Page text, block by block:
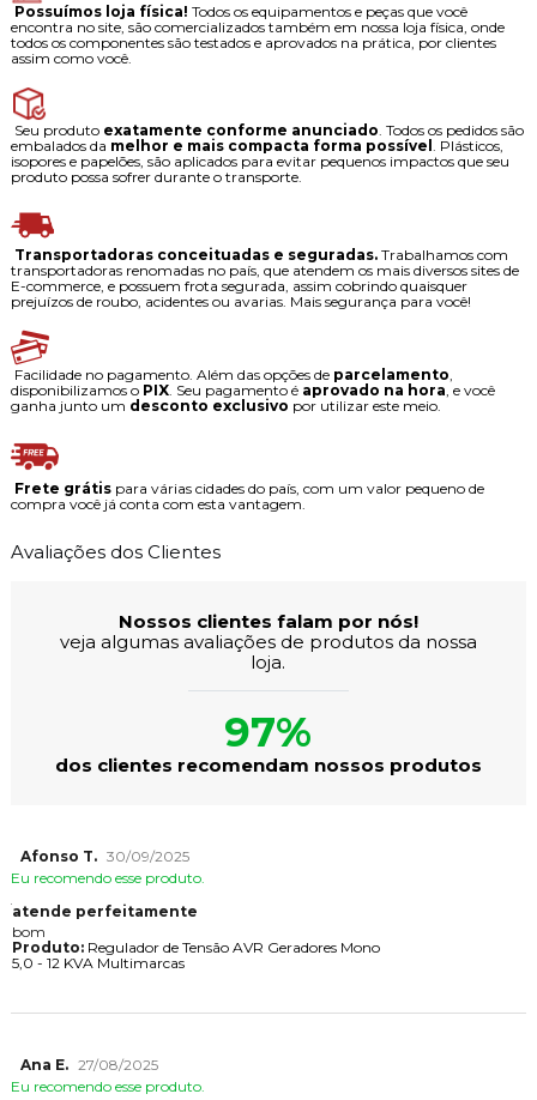
Possuímos loja física! Todos os equipamentos e peças que você
encontra no site, são comercializados também em nossa loja física, onde
todos os componentes são testados e aprovados na prática, por clientes
assim como você.
Seu produto exatamente conforme anunciado . Todos os pedidos são
embalados da melhor e mais compacta forma possível . Plásticos,
isopores e papelões, são aplicados para evitar pequenos impactos que seu
produto possa sofrer durante o transporte.
Transportadoras conceituadas e seguradas.Trabalhamos com
transportadoras renomadas no país, que atendem os mais diversos sites de
E-commerce, e possuem frota segurada, assim cobrindo quaisquer
prejuízos de roubo, acidentes ou avarias. Mais segurança para você!
Facilidade no pagamento. Além das opções de parcelamento
disponibilizamos o PIX. Seu pagamento é aprovado na hora , e você
ganha junto um desconto exclusivo por utilizar este meio.
Frete grátispara várias cidades do país, com um valor pequeno de
compra você já conta com esta vantagem.
Avaliações dos Clientes
Nossos clientes falam por nós!
veja algumas avaliações de produtos da nossa
loja.
97%
dos clientes recomendam nossos produtos
Afonso T. 30/09/2025
Eu recomendo esse produto.
atende perfeitamente
bom
Produto:Regulador de Tensão AVR Geradores Mono
5,0 - 12 KVA Multimarcas
Ana E. 27/08/2025
Eu recomendo esse produto.